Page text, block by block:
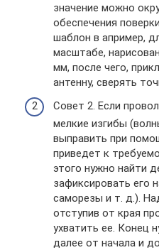
значение можно
обеспечения
шаблон в апример,
масштабе,
мм, после чего,
антенну, сверять
Совет 2. Если
мелкие изгибы
выправить при
приведет к
этого нужно найти
зафиксировать его
саморезы и т. д.).
отступив от края
ухватить ее. Конец
далее от начала и